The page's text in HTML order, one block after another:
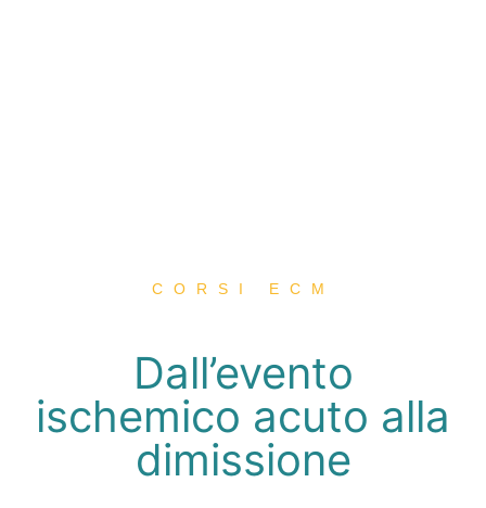
CORSI ECM
Dall’evento
ischemico acuto alla
dimissione